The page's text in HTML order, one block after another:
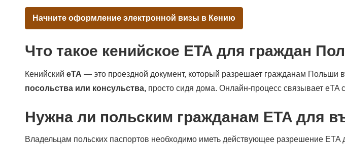
Начните оформление электронной визы в Кению
Что такое кенийское ETA для граждан
Кенийский eTA — это проездной документ, который разрешает гражданам Польши
посольства или консульства,просто сидя дома. Онлайн-процесс связывает eTA
Нужна ли польским гражданам ETA для
Владельцам польских паспортов необходимо иметь действующее разрешение